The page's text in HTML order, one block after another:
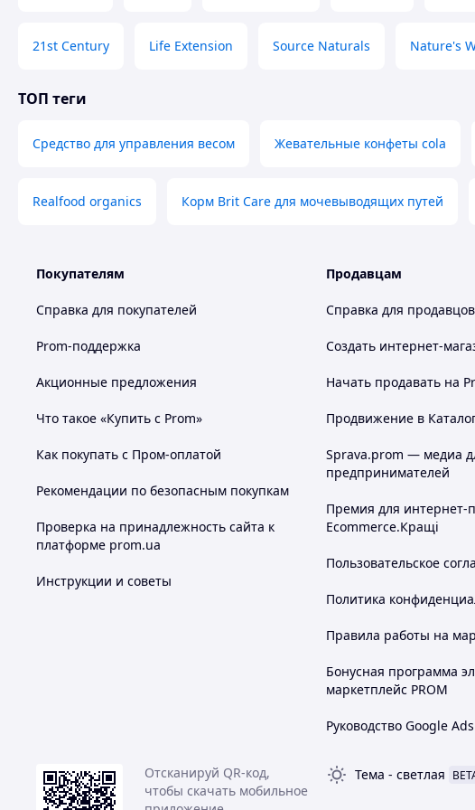
21st Century Life Extension Source Naturals Nature's
ТОП теги
Средство для управления весом Жевательные конфеты cola
Realfood organics Корм Brit Care для мочевыводящих путей
Покупателям
Справка для покупателей
Prom-поддержка
Акционные предложения
Что такое «Купить с Prom»
Как покупать с Пром-оплатой
Рекомендации по безопасным покупкам
Проверка на принадлежность сайта к
платформе prom.ua
Инструкции и советы
Продавцам
Справка для продавцов
Создать интернет-
Начать продавать на
Продвижение в
Sprava.prom — медиа
предпринимателей
Премия для интернет-
Ecommerce.Кращі
Пользовательское
Политика
Правила работы на
Бонусная программа
маркетплейс PROM
Руководство Google Ads
Отсканируй QR-код,
чтобы скачать мобильное
Тема - светлая